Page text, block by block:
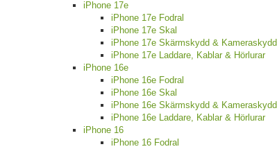
iPhone 17e
iPhone 17e Fodral
iPhone 17e Skal
iPhone 17e Skärmskydd & Kameraskydd
iPhone 17e Laddare, Kablar & Hörlurar
iPhone 16e
iPhone 16e Fodral
iPhone 16e Skal
iPhone 16e Skärmskydd & Kameraskydd
iPhone 16e Laddare, Kablar & Hörlurar
iPhone 16
iPhone 16 Fodral